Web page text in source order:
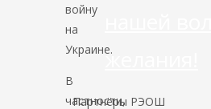
войну
на
Украине.
В
частности,
желания!
Партнёры РЭОШ